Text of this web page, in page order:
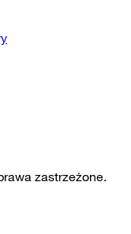
zastrzeżone.